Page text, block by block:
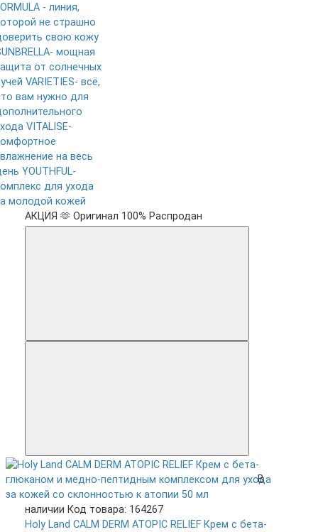
- линия,
не страшно
свою кожу
мощная
от солнечных
VARIETIES- всё,
вам нужно для
VITALISE-
на весь
YOUTHFUL-
для ухода
молодой кожей
АКЦИЯ 🫶 Оригинал 100% Распродан
В
наличии Код товара: 164267
Holy Land CALM DERM ATOPIC RELIEF Крем с бета-